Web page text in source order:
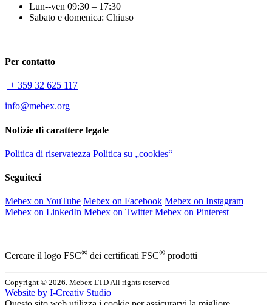
Lun--ven 09:30 – 17:30
Sabato e domenica: Chiuso
Per contatto
+ 359 32 625 117
info@mebex.org
Notizie di carattere legale
Politica di riservatezza Politica su „cookies“
Seguiteci
Mebex on YouTube Mebex on Facebook Mebex on Instagram
Mebex on LinkedIn Mebex on Twitter Mebex on Pinterest
Cercare il logo FSC® dei certificati FSC® prodotti
Copyright © 2026. Mebex LTD All rights reserved
Website by I-Creativ Studio